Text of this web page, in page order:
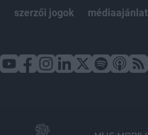
szerzői jogok médiaajánlat